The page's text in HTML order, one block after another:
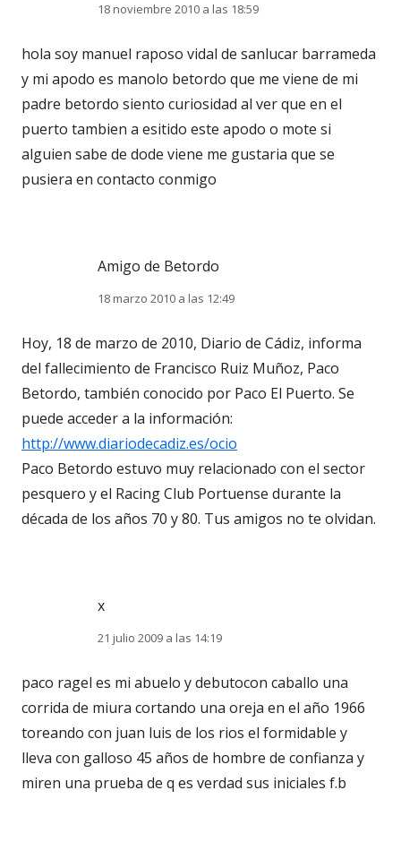
18 noviembre 2010 a las 18:59
hola soy manuel raposo vidal de sanlucar barrameda
y mi apodo es manolo betordo que me viene de mi
padre betordo siento curiosidad al ver que en el
puerto tambien a esitido este apodo o mote si
alguien sabe de dode viene me gustaria que se
pusiera en contacto conmigo
Amigo de Betordo
18 marzo 2010 a las 12:49
Hoy, 18 de marzo de 2010, Diario de Cádiz, informa
del fallecimiento de Francisco Ruiz Muñoz, Paco
Betordo, también conocido por Paco El Puerto. Se
puede acceder a la información:
http://www.diariodecadiz.es/ocio
Paco Betordo estuvo muy relacionado con el sector
pesquero y el Racing Club Portuense durante la
década de los años 70 y 80. Tus amigos no te olvidan.
x
21 julio 2009 a las 14:19
paco ragel es mi abuelo y debutocon caballo una
corrida de miura cortando una oreja en el año 1966
toreando con juan luis de los rios el formidable y
lleva con galloso 45 años de hombre de confianza y
miren una prueba de q es verdad sus iniciales f.b